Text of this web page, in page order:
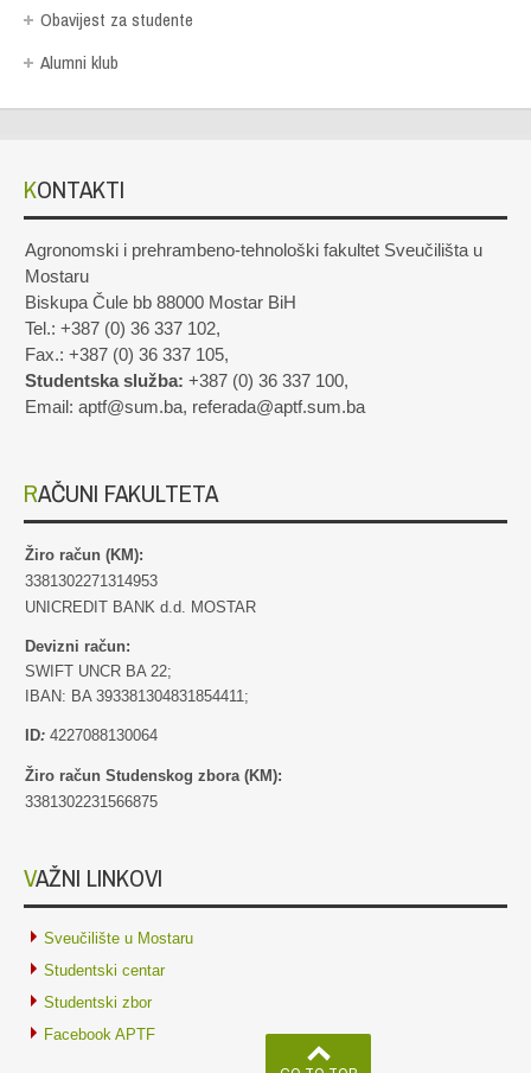
Obavijest za studente
Alumni klub
KONTAKTI
Agronomski i prehrambeno-tehnološki fakultet Sveučilišta u
Mostaru
Biskupa Čule bb 88000 Mostar BiH
Tel.: +387 (0) 36 337 102,
Fax.: +387 (0) 36 337 105,
Studentska služba: +387 (0) 36 337 100,
Email: aptf@sum.ba, referada@aptf.sum.ba
RAČUNI FAKULTETA
Žiro račun (KM):
3381302271314953
UNICREDIT BANK d.d. MOSTAR
Devizni račun:
SWIFT UNCR BA 22;
IBAN: BA 393381304831854411;
ID: 4227088130064
Žiro račun Studenskog zbora (KM):
3381302231566875
VAŽNI LINKOVI
Sveučilište u Mostaru
Studentski centar
Studentski zbor
Facebook APTF